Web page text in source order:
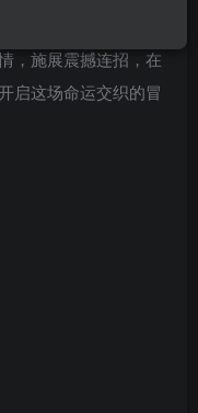
血姬的宿命纠缠与华
，施展震撼连招，在
启这场命运交织的冒